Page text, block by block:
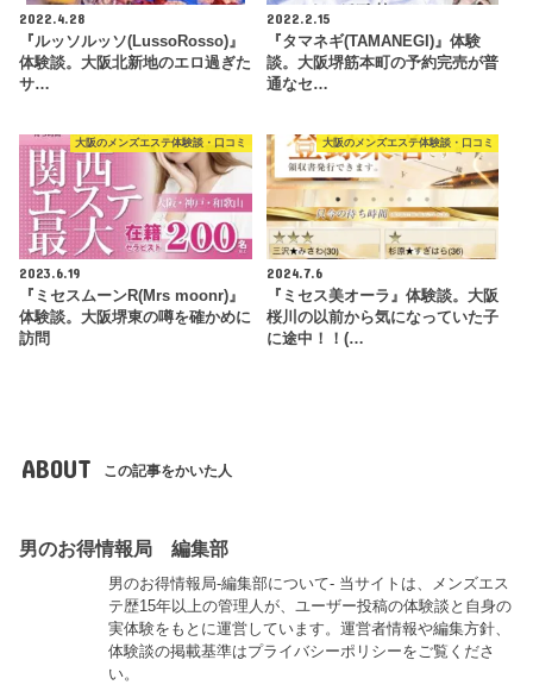
2022.4.28
『ルッソルッソ(LussoRosso)』
体験談。大阪北新地のエロ過ぎた
サ…
2022.2.15
『タマネギ(TAMANEGI)』体験
談。大阪堺筋本町の予約完売が普
通なセ…
大阪のメンズエステ体験談・口コミ
2023.6.19
『ミセスムーンR(Mrs moonr)』
体験談。大阪堺東の噂を確かめに
訪問
大阪のメンズエステ体験談・口コミ
2024.7.6
『ミセス美オーラ』体験談。大阪
桜川の以前から気になっていた子
に途中！！(…
ABOUT この記事をかいた人
男のお得情報局 編集部
男のお得情報局-編集部について- 当サイトは、メンズエス
テ歴15年以上の管理人が、ユーザー投稿の体験談と自身の
実体験をもとに運営しています。運営者情報や編集方針、
体験談の掲載基準はプライバシーポリシーをご覧くださ
い。